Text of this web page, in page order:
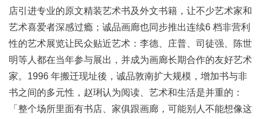
店引进专业的原文精装艺术书及外文书籍，让不少艺术家和
艺术喜爱者深感过瘾；诚品画廊也同步推出连续6 档非营利
性的艺术展览让民众贴近艺术：李德、庄普、司徒强、陈世
明等人都在当年参与展出，并成为画廊长期合作的友好艺术
家。1996 年搬迁现址後，诚品敦南扩大规模，增加书与非
书之间的多元性，赵琍认为阅读、艺术和生活是并重的：
「整个场所里面有书店、家俱跟画廊，可能别人不能想像这